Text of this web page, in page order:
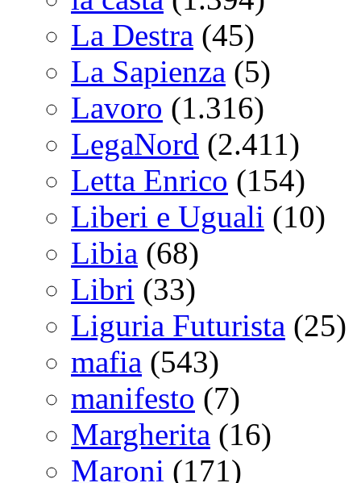
La Destra (45)
La Sapienza (5)
Lavoro (1.316)
LegaNord (2.411)
Letta Enrico (154)
Liberi e Uguali (10)
Libia (68)
Libri (33)
Liguria Futurista (25)
mafia (543)
manifesto (7)
Margherita (16)
Maroni (171)